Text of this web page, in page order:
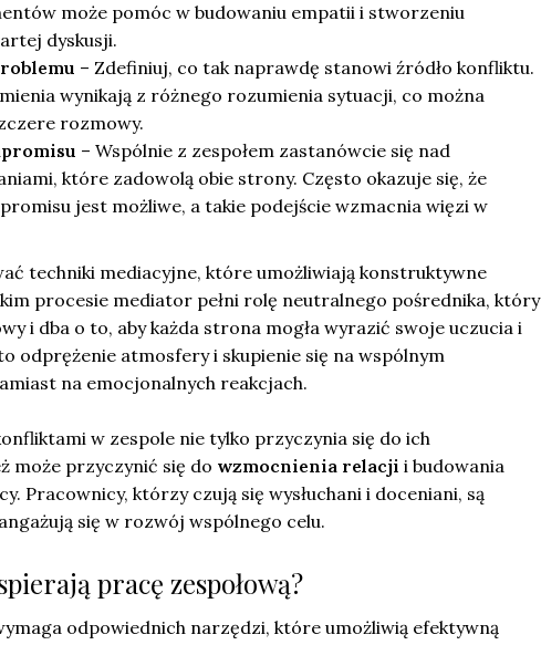
może pomóc w budowaniu empatii i stworzeniu
dyskusji.
– Zdefiniuj, co tak naprawdę stanowi źródło konfliktu.
wynikają z różnego rozumienia sytuacji, co można
rozmowy.
– Wspólnie z zespołem zastanówcie się nad
które zadowolą obie strony. Często okazuje się, że
jest możliwe, a takie podejście wzmacnia więzi w
techniki mediacyjne, które umożliwiają konstruktywne
procesie mediator pełni rolę neutralnego pośrednika, który
i dba o to, aby każda strona mogła wyrazić swoje uczucia i
odprężenie atmosfery i skupienie się na wspólnym
na emocjonalnych reakcjach.
w zespole nie tylko przyczynia się do ich
może przyczynić się do wzmocnienia relacji i budowania
Pracownicy, którzy czują się wysłuchani i doceniani, są
się w rozwój wspólnego celu.
pracę zespołową?
odpowiednich narzędzi, które umożliwią efektywną